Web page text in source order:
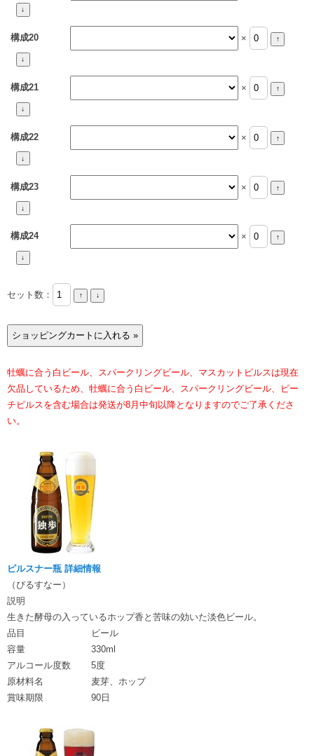
構成20 ×
構成21 ×
構成22 ×
構成23 ×
構成24 ×
セット数：
牡蠣に合う白ビール、スパークリングビール、マスカットピルスは現在
欠品しているため、牡蠣に合う白ビール、スパークリングビール、ピー
チピルスを含む場合は発送が8月中旬以降となりますのでご了承くださ
い。
ピルスナー瓶 詳細情報
（ぴるすなー）
説明
生きた酵母の入っているホップ香と苦味の効いた淡色ビール。
品目
ビール
容量
330ml
アルコール度数
5度
原材料名
麦芽、ホップ
賞味期限
90日